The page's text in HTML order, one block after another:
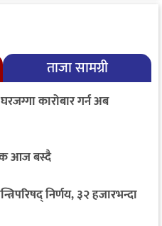
ताजा सामग्री
कारोबार गर्न अब
आज बस्दै
निर्णय, ३२ हजारभन्दा